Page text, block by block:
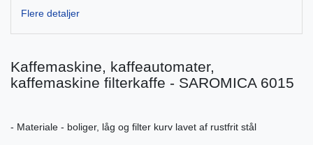
Flere detaljer
Kaffemaskine, kaffeautomater,
kaffemaskine filterkaffe - SAROMICA 6015
- Materiale - boliger, låg og filter kurv lavet af rustfrit stål